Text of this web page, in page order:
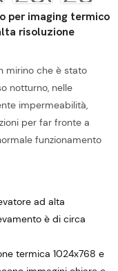
per imaging termico
risoluzione
mirino che è stato
notturno, nelle
impermeabilità,
per far fronte a
funzionamento
ad alta
è di circa
termica 1024x768 e